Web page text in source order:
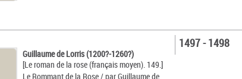
Guillaume de Lorris (1200?-1260?)
[Le roman de la rose (français moyen). 149.]
Le Rommant de la Rose / par Guillaume de
1497 - 1498